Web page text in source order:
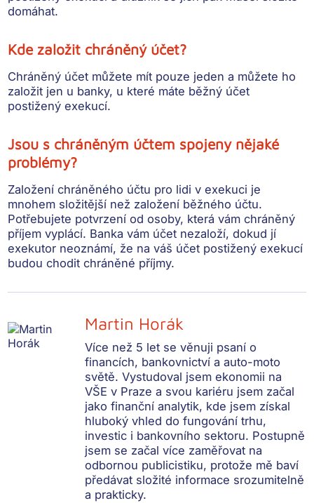
domáhat.
Kde založit chráněný účet?
Chráněný účet můžete mít pouze jeden a můžete ho
založit jen u banky, u které máte běžný účet
postižený exekucí.
Jsou s chráněným účtem spojeny nějaké
problémy?
Založení chráněného účtu pro lidi v exekuci je
mnohem složitější než založení běžného účtu.
Potřebujete potvrzení od osoby, která vám chráněný
příjem vyplácí. Banka vám účet nezaloží, dokud jí
exekutor neoznámí, že na váš účet postižený exekucí
budou chodit chráněné příjmy.
Martin Horák
Více než 5 let se věnuji psaní o
financích, bankovnictví a auto-moto
světě. Vystudoval jsem ekonomii na
VŠE v Praze a svou kariéru jsem začal
jako finanční analytik, kde jsem získal
hluboký vhled do fungování trhu,
investic i bankovního sektoru. Postupně
jsem se začal více zaměřovat na
odbornou publicistiku, protože mě baví
předávat složité informace srozumitelně
a prakticky.